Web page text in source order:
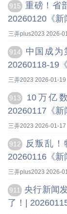
915
重磅！省
20260120《新
三弄plus2023 2026-
914
中国成为
20260118-19
三弄2023 2026-01-19
913
10万亿
20260117《新
三弄2023 2026-01-17
912
反叛乱！
20260116《新
三弄plus2023 2026-
911
央行新闻
了！|